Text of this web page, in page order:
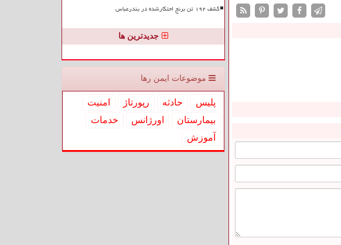
کشف ۱۹۲ تن برنج احتکارشده در بندرعباس
جدیدترین ها
موضوعات ایمن رها
پلیس حادثه رپورتاژ
امنیت
بیمارستان
اورژانس
خدمات
آموزش